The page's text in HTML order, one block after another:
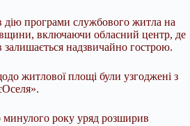
дію програми службового житла на
включаючи обласний центр, де
залишається надзвичайно гострою.
житлової площі були узгоджені з
року уряд розширив